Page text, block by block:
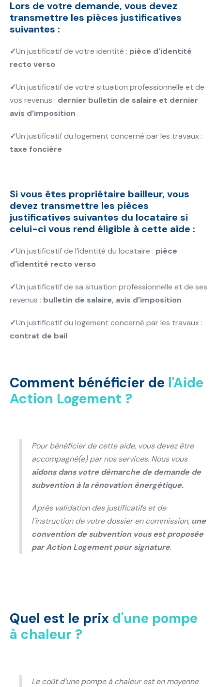
Lors de votre demande, vous devez
transmettre les pièces justificatives
suivantes :
✓Un justificatif de votre identité : pièce d'identité
recto verso
✓Un justificatif de votre situation professionnelle et de
vos revenus : dernier bulletin de salaire et dernier
avis d’imposition
✓Un justificatif du logement concerné par les travaux :
taxe foncière
Si vous êtes propriétaire bailleur, vous
devez transmettre les pièces
justificatives suivantes du locataire si
celui-ci vous rend éligible à cette aide :
✓Un justificatif de l’identité du locataire : pièce
d'identité recto verso
✓Un justificatif de sa situation professionnelle et de ses
revenus : bulletin de salaire, avis d’imposition
✓Un justificatif du logement concerné par les travaux :
contrat de bail
Comment bénéficier de l'Aide
Action Logement ?
Pour bénéficier de cette aide, vous devez être
accompagné(e) par nos services. Nous vous
aidons dans votre démarche de demande de
subvention à la rénovation énergétique.
Après validation des justificatifs et de
l'instruction de votre dossier en commission, une
convention de subvention vous est proposée
par Action Logement pour signature.
Quel est le prix d'une pompe
à chaleur ?
Le coût d'une pompe à chaleur est en moyenne